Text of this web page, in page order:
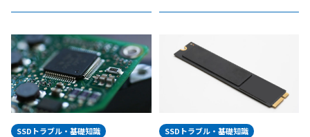
SSDトラブル・基礎知識 SSDトラブル・基礎知識